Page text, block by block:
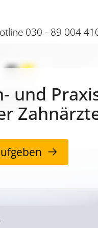
030 - 89 004
und